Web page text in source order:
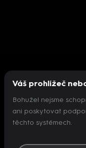
Nepodařilo
Váš prohlížeč
Bohužel nejsme
ani poskytovat
těchto systémech.